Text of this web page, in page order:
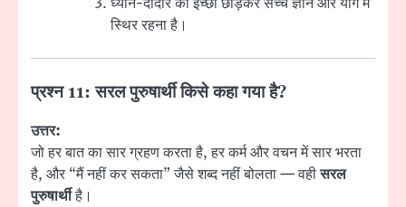
स्थिर रहना है।
प्रश्न 11: सरल पुरुषार्थी किसे कहा गया है?
उत्तर:
जो हर बात का सार ग्रहण करता है, हर कर्म और वचन में सार भरता
है, और “मैं नहीं कर सकता” जैसे शब्द नहीं बोलता — वहीसरल
पुरुषार्थीहै।